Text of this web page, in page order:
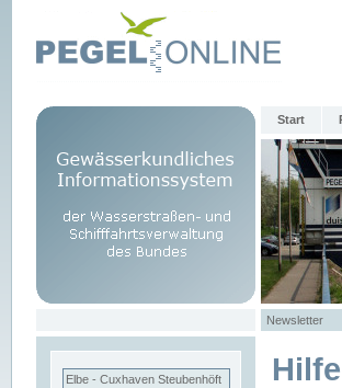
Start
Newsletter
Elbe - Cuxhaven Steubenhöft Hilfe